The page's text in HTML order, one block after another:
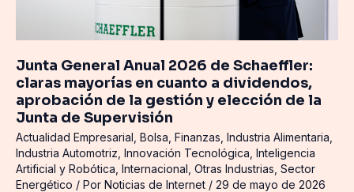
Junta General Anual 2026 de Schaeffler:
claras mayorías en cuanto a dividendos,
aprobación de la gestión y elección de la
Junta de Supervisión
Actualidad Empresarial Bolsa Finanzas Industria Alimentaria
Industria Automotriz Innovación Tecnológica Inteligencia
Artificial y Robótica Internacional Otras Industrias Sector
Energético / Por Noticias de Internet / 29 de mayo de 2026
de
la
gestión
y
elección
de
la